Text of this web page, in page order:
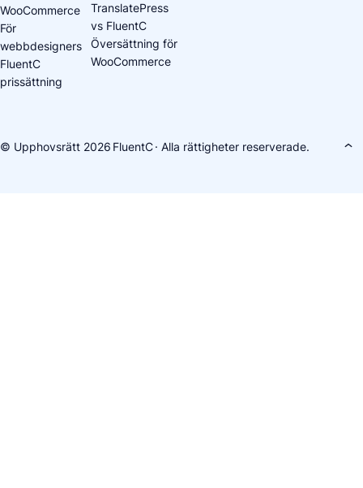
WooCommerce
För
webbdesigners
FluentC
prissättning
TranslatePress
vs FluentC
Översättning för
WooCommerce
© Upphovsrätt 2026 FluentC· Alla rättigheter reserverade.